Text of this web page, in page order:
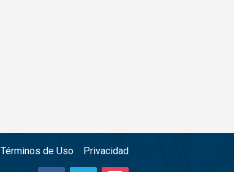
Términos de Uso Privacidad